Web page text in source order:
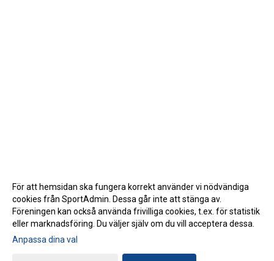
Gå till Webbversion
För att hemsidan ska fungera korrekt använder vi nödvändiga
cookies från SportAdmin. Dessa går inte att stänga av.
Föreningen kan också använda frivilliga cookies, t.ex. för statistik
eller marknadsföring. Du väljer själv om du vill acceptera dessa.
Anpassa dina val